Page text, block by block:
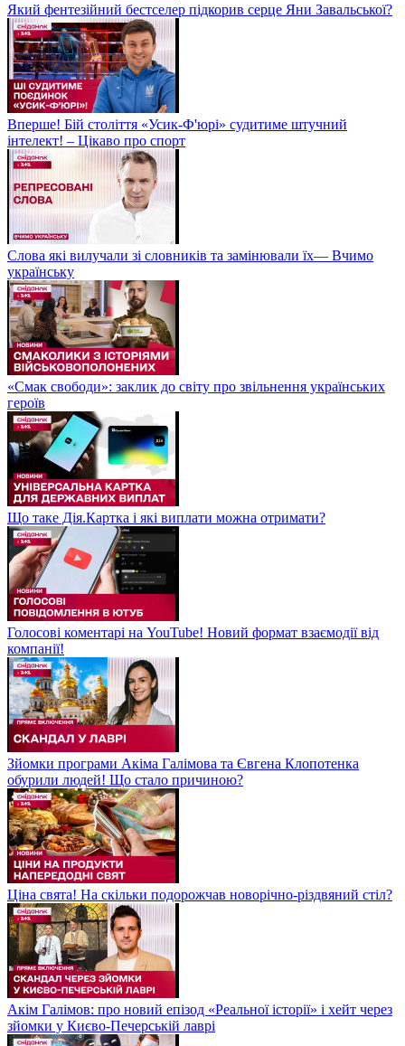
Який фентезійний бестселер підкорив серце Яни Завальської?
Вперше! Бій століття «Усик-Ф'юрі» судитиме штучний
інтелект! – Цікаво про спорт
Слова які вилучали зі словників та замінювали їх— Вчимо
українську
«Смак свободи»: заклик до світу про звільнення українських
героїв
Що таке Дія.Картка і які виплати можна отримати?
Голосові коментарі на YouTube! Новий формат взаємодії від
компанії!
Зйомки програми Акіма Галімова та Євгена Клопотенка
обурили людей! Що стало причиною?
Ціна свята! На скільки подорожчав новорічно-різдвяний стіл?
Акім Галімов: про новий епізод «Реальної історії» і хейт через
зйомки у Києво-Печерській лаврі